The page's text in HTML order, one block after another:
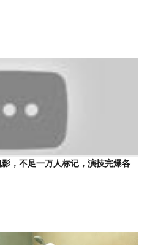
，不足一万人标记，演技完爆各